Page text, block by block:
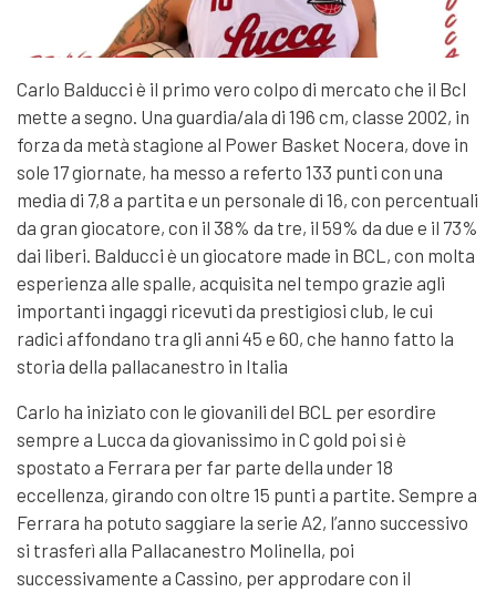
Carlo Balducci è il primo vero colpo di mercato che il Bcl
mette a segno. Una guardia/ala di 196 cm, classe 2002, in
forza da metà stagione al Power Basket Nocera, dove in
sole 17 giornate, ha messo a referto 133 punti con una
media di 7,8 a partita e un personale di 16, con percentuali
da gran giocatore, con il 38% da tre, il 59% da due e il 73%
dai liberi. Balducci è un giocatore made in BCL, con molta
esperienza alle spalle, acquisita nel tempo grazie agli
importanti ingaggi ricevuti da prestigiosi club, le cui
radici affondano tra gli anni 45 e 60, che hanno fatto la
storia della pallacanestro in Italia
Carlo ha iniziato con le giovanili del BCL per esordire
sempre a Lucca da giovanissimo in C gold poi si è
spostato a Ferrara per far parte della under 18
eccellenza, girando con oltre 15 punti a partite. Sempre a
Ferrara ha potuto saggiare la serie A2, l’anno successivo
si trasferì alla Pallacanestro Molinella, poi
successivamente a Cassino, per approdare con il